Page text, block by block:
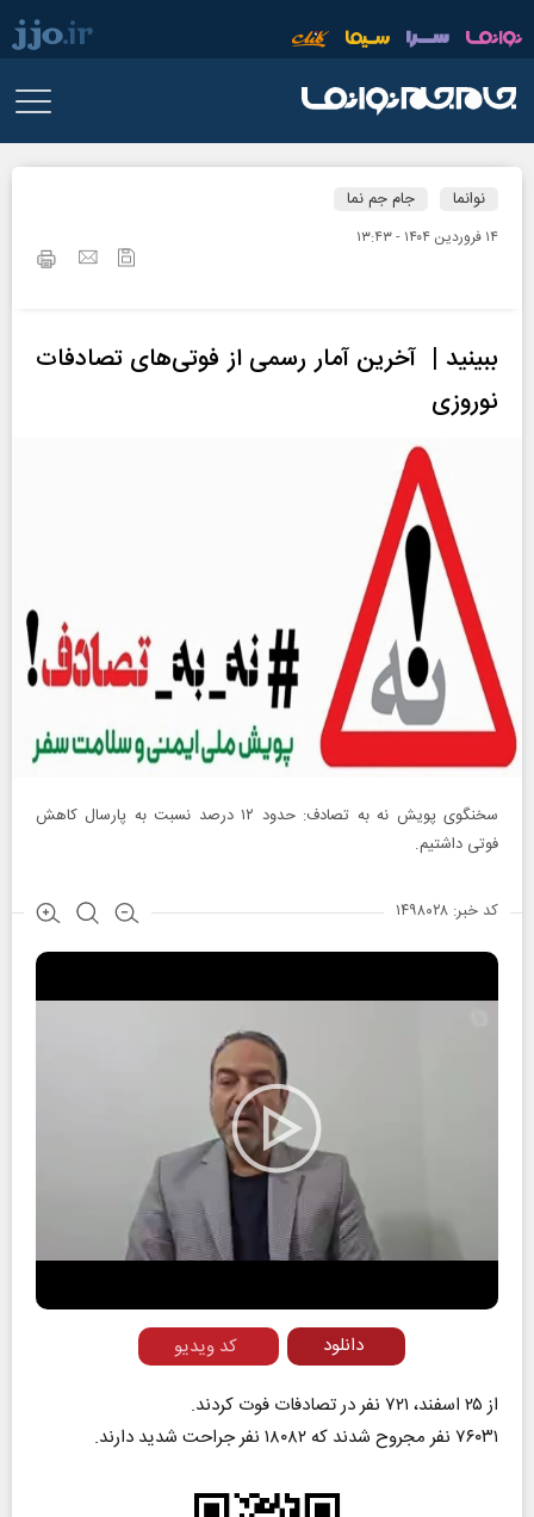
نوانما جام جم نما
۱۴ فروردين ۱۴۰۴ - ۱۳:۴۳
ببینید | آخرین آمار رسمی از فوتی‌های تصادفات
نوروزی
سخنگوی پویش نه به تصادف: حدود ۱۲ درصد نسبت به پارسال کاهش
فوتی داشتیم.
کد خبر: ۱۴۹۸۰۲۸
Play
Video
کد ویدیو
دانلود
از ۲۵ اسفند، ۷۲۱ نفر در تصادفات فوت کردند.
۷۶۰۳۱ نفر مجروح شدند که ۱۸۰۸۲ نفر جراحت شدید دارند.